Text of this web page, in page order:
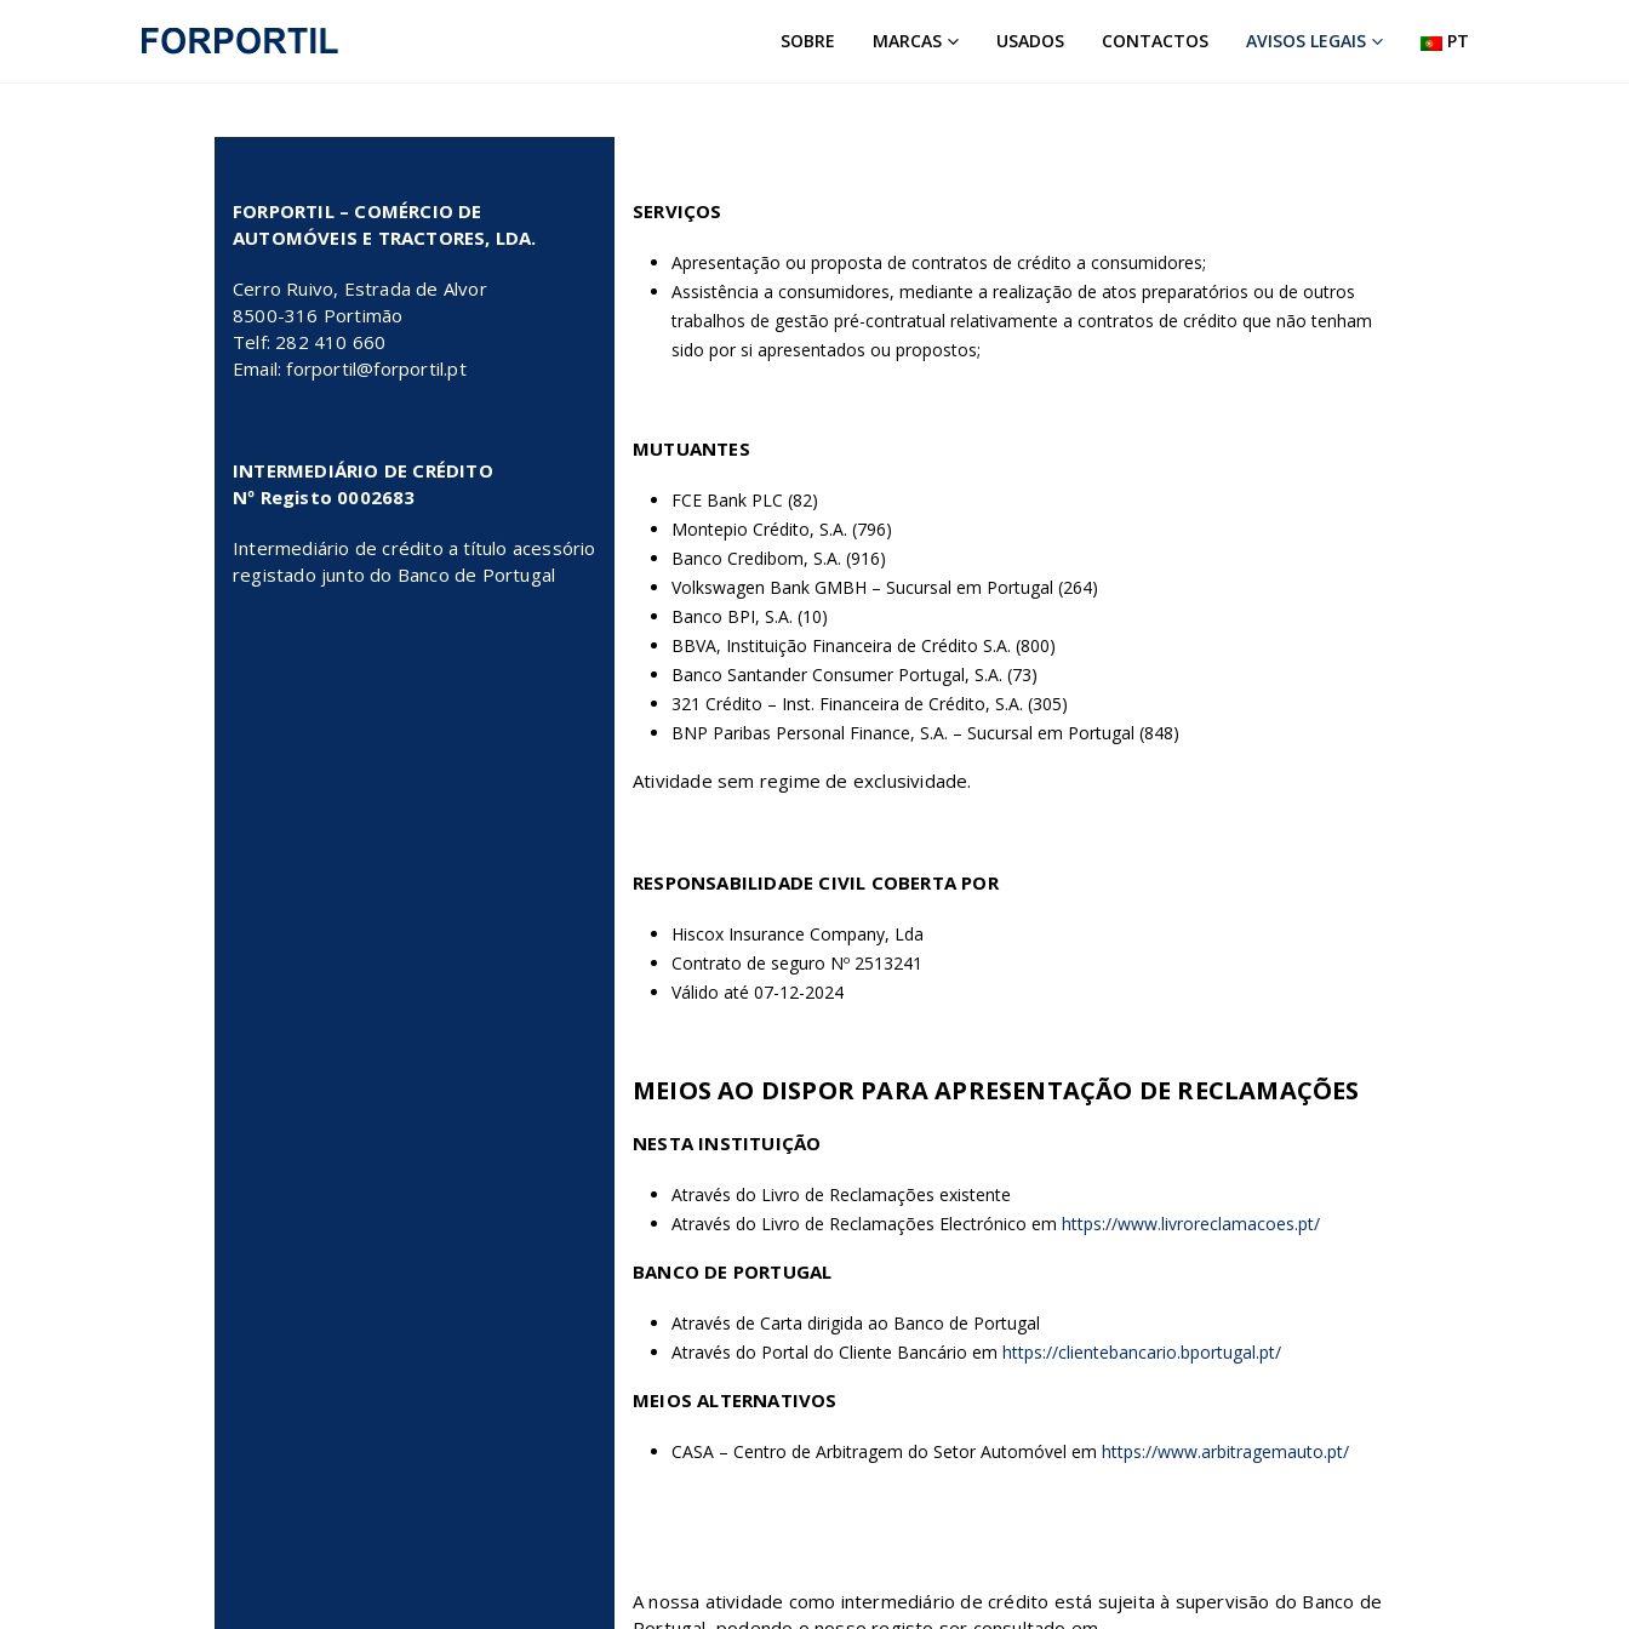
SOBRE MARCAS USADOS CONTACTOS AVISOS LEGAIS PT
FORPORTIL – COMÉRCIO DE
AUTOMÓVEIS E TRACTORES, LDA.
Cerro Ruivo, Estrada de Alvor
8500-316 Portimão
Telf: 282 410 660
Email: forportil@forportil.pt
INTERMEDIÁRIO DE CRÉDITO
Nº Registo 0002683
Intermediário de crédito a título acessório
registado junto do Banco de Portugal
SERVIÇOS
Apresentação ou proposta de contratos de crédito a consumidores;
Assistência a consumidores, mediante a realização de atos preparatórios ou de outros
trabalhos de gestão pré-contratual relativamente a contratos de crédito que não tenham
sido por si apresentados ou propostos;
MUTUANTES
FCE Bank PLC (82)
Montepio Crédito, S.A. (796)
Banco Credibom, S.A. (916)
Volkswagen Bank GMBH – Sucursal em Portugal (264)
Banco BPI, S.A. (10)
BBVA, Instituição Financeira de Crédito S.A. (800)
Banco Santander Consumer Portugal, S.A. (73)
321 Crédito – Inst. Financeira de Crédito, S.A. (305)
BNP Paribas Personal Finance, S.A. – Sucursal em Portugal (848)
Atividade sem regime de exclusividade.
RESPONSABILIDADE CIVIL COBERTA POR
Hiscox Insurance Company, Lda
Contrato de seguro Nº 2513241
Válido até 07-12-2024
MEIOS AO DISPOR PARA APRESENTAÇÃO DE RECLAMAÇÕES
NESTA INSTITUIÇÃO
Através do Livro de Reclamações existente
Através do Livro de Reclamações Electrónico em https://www.livroreclamacoes.pt/
BANCO DE PORTUGAL
Através de Carta dirigida ao Banco de Portugal
Através do Portal do Cliente Bancário em https://clientebancario.bportugal.pt/
MEIOS ALTERNATIVOS
CASA – Centro de Arbitragem do Setor Automóvel em https://www.arbitragemauto.pt/
A nossa atividade como intermediário de crédito está sujeita à supervisão do Banco de